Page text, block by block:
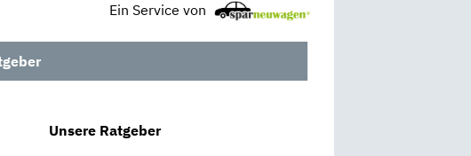
Ein Service von
Unsere Ratgeber